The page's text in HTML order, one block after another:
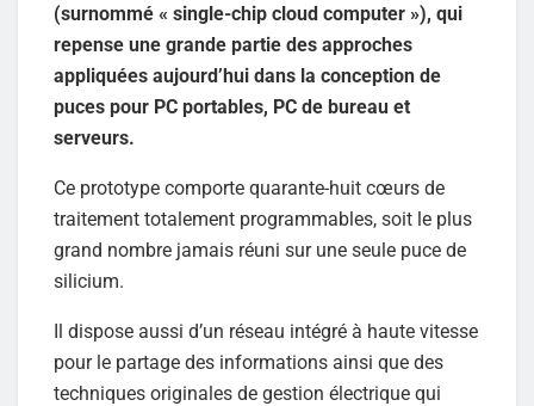
(surnommé « single-chip cloud computer »), qui
repense une grande partie des approches
appliquées aujourd’hui dans la conception de
puces pour PC portables, PC de bureau et
serveurs.
Ce prototype comporte quarante-huit cœurs de
traitement totalement programmables, soit le plus
grand nombre jamais réuni sur une seule puce de
silicium.
Il dispose aussi d’un réseau intégré à haute vitesse
pour le partage des informations ainsi que des
techniques originales de gestion électrique qui